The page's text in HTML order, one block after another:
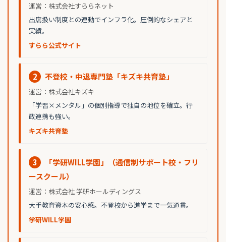
運営：株式会社すららネット
出席扱い制度との連動でインフラ化。圧倒的なシェアと
実績。
すらら公式サイト
2 不登校・中退専門塾「キズキ共育塾」
運営：株式会社キズキ
「学習×メンタル」の個別指導で独自の地位を確立。行
政連携も強い。
キズキ共育塾
3
「学研WILL学園」（通信制サポート校・フリ
ースクール）
運営：株式会社 学研ホールディングス
大手教育資本の安心感。不登校から進学まで一気通貫。
学研WILL学園